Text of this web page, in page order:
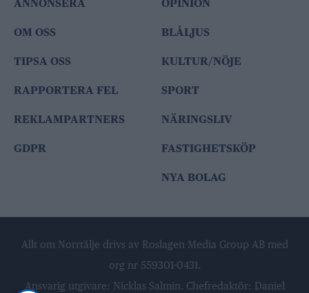
ANNONSERA
OM OSS
TIPSA OSS
RAPPORTERA FEL
REKLAMPARTNERS
GDPR
OPINION
BLÅLJUS
KULTUR/NÖJE
SPORT
NÄRINGSLIV
FASTIGHETSKÖP
NYA BOLAG
Allt om Norrtälje drivs av Roslagen Media Group AB med
org nr 559301-0431.
Ansvarig utgivare: Nicklas Salmin. Chefredaktör: Daniel